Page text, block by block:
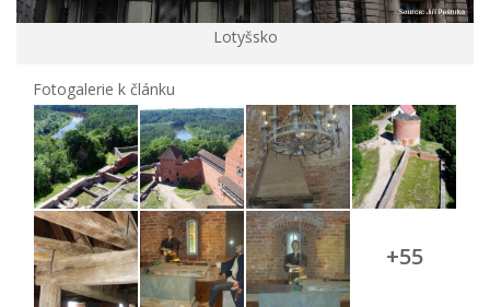
Lotyšsko
Fotogalerie k článku
+55